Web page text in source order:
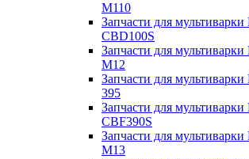
M110
Запчасти для
CBD100S
Запчасти для
M12
Запчасти для
395
Запчасти для
CBF390S
Запчасти для
M13